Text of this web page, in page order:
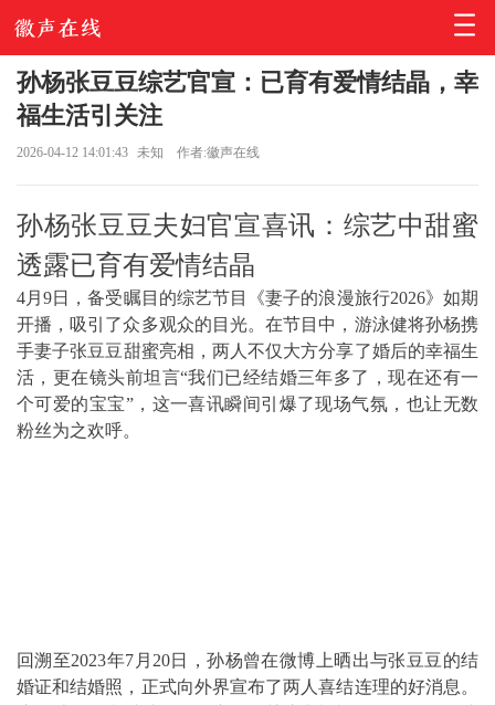
孙杨张豆豆综艺官宣：已育有爱情结晶，幸
福生活引关注
2026-04-12 14:01:43 未知 作者:徽声在线
孙杨张豆豆夫妇官宣喜讯：综艺中甜蜜
透露已育有爱情结晶
4月9日，备受瞩目的综艺节目《妻子的浪漫旅行2026》如期
开播，吸引了众多观众的目光。在节目中，游泳健将孙杨携
手妻子张豆豆甜蜜亮相，两人不仅大方分享了婚后的幸福生
活，更在镜头前坦言“我们已经结婚三年多了，现在还有一
个可爱的宝宝”，这一喜讯瞬间引爆了现场气氛，也让无数
粉丝为之欢呼。
回溯至2023年7月20日，孙杨曾在微博上晒出与张豆豆的结
婚证和结婚照，正式向外界宣布了两人喜结连理的好消息。